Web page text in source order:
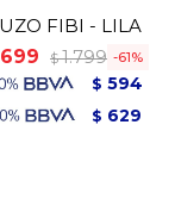
FIBI - LILA
699
$ 1.799 61
$ 594
$ 629